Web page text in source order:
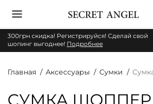
300грн скидка! Регистрируйся! Сделай свой
шопинг выгоднее! Подробнее
Главная Аксессуары Сумки
CУМКА ШОППЕР